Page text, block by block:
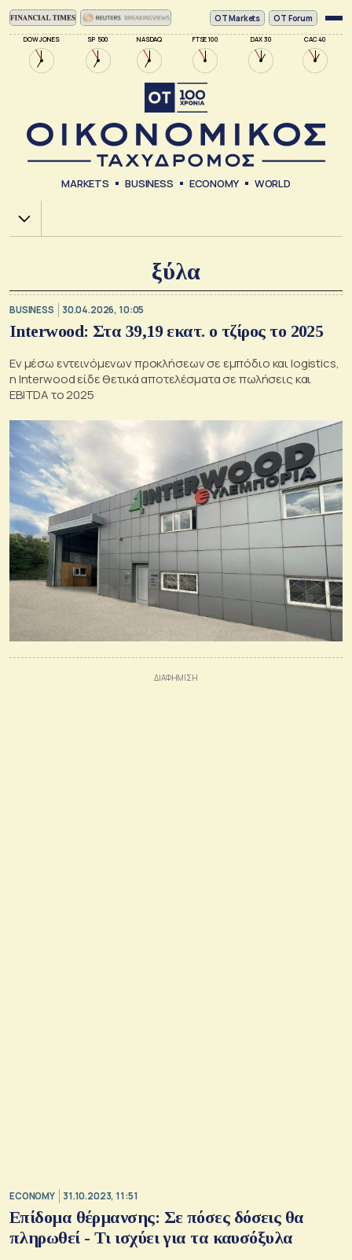
DOW JONES SP 500 NASDAQ FTSE 100 DAX 30 CAC 40
ΟΤ Markets OT Forum
MARKETS BUSINESS ECONOMY WORLD
Χ.Α.
ξύλα
BUSINESS 30.04.2026, 10:05
Interwood: Στα 39,19 εκατ. ο τζίρος το 2025
Εν μέσω εντεινόμενων προκλήσεων σε εμπόδιο και logistics,
η Interwood είδε θετικά αποτελέσματα σε πωλήσεις και
EBITDA το 2025
ECONOMY 31.10.2023, 11:51
Επίδομα θέρμανσης: Σε πόσες δόσεις θα
πληρωθεί - Τι ισχύει για τα καυσόξυλα